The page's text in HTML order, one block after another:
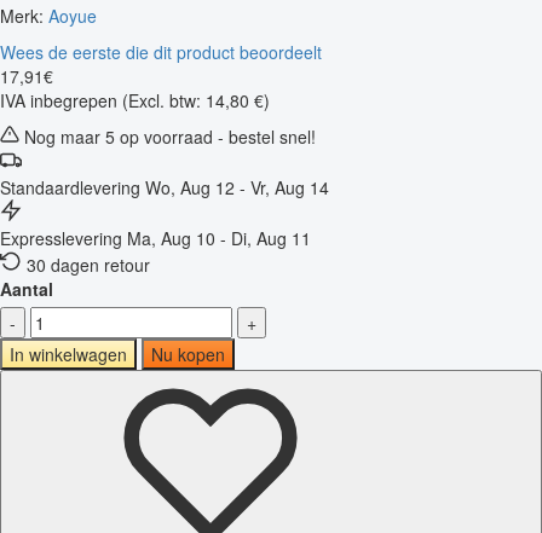
Merk: Aoyue
Wees de eerste die dit product beoordeelt
17,91€
IVA inbegrepen (Excl. btw: 14,80 €)
Nog maar 5 op voorraad - bestel snel!
Standaardlevering Wo, Aug 12 - Vr, Aug 14
Expresslevering Ma, Aug 10 - Di, Aug 11
30 dagen retour
Aantal
-
+
In winkelwagen
Nu kopen